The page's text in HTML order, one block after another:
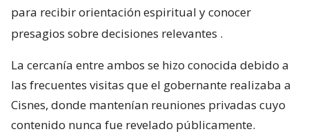
para recibir orientación espiritual y conocer
presagios sobre decisiones relevantes .
La cercanía entre ambos se hizo conocida debido a
las frecuentes visitas que el gobernante realizaba a
Cisnes, donde mantenían reuniones privadas cuyo
contenido nunca fue revelado públicamente.